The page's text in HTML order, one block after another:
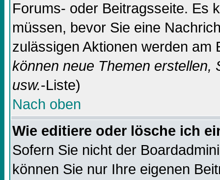
Forums- oder Beitragsseite. Es
müssen, bevor Sie eine
zulässigen Aktionen werden
können neue Themen erstellen,
usw.-Liste)
Nach oben
Wie editiere oder lösche ich
Sofern Sie nicht der
können Sie nur Ihre eigenen